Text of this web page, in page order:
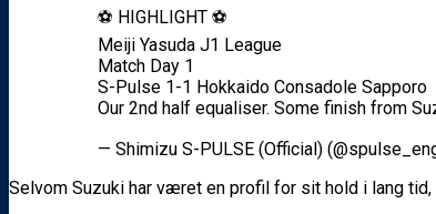
⚽️ HIGHLIGHT ⚽️
Meiji Yasuda J1 League
Match Day 1
S-Pulse 1-1 Hokkaido Consadole Sapporo
Our 2nd half equaliser. Some finish from
— Shimizu S-PULSE (Official)
Selvom Suzuki har været en profil for sit hold i lang